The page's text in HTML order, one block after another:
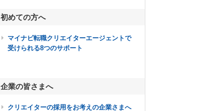
初めての方へ
マイナビ転職クリエイターエージェントで
受けられる8つのサポート
企業の皆さまへ
クリエイターの採用をお考えの企業さまへ